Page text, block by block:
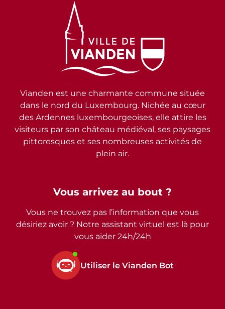
Vous arrivez au bout ?
Vous ne trouvez pas l’information que vous
désiriez avoir ? Notre assistant virtuel est là pour
vous aider 24h/24h
Utiliser le Vianden Bot
Vianden est une charmante commune située
dans le nord du Luxembourg. Nichée au cœur
des Ardennes luxembourgeoises, elle attire les
visiteurs par son château médiéval, ses paysages
pittoresques et ses nombreuses activités de
plein air.